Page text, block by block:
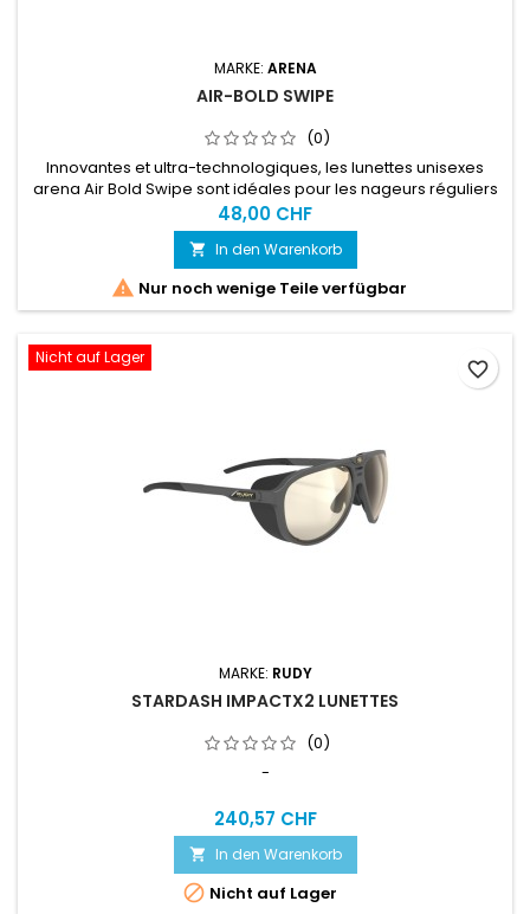
MARKE: ARENA
AIR-BOLD SWIPE
(0)
Innovantes et ultra-technologiques, les lunettes unisexes
arena Air Bold Swipe sont idéales pour les nageurs réguliers
et les triathlètes qui recherchent les équipements les plus
performants qu’il soit.
48,00 CHF
 In den Warenkorb
 Nur noch wenige Teile verfügbar
Nicht auf Lager
MARKE: RUDY
STARDASH IMPACTX2 LUNETTES
(0)
-
240,57 CHF
 In den Warenkorb
 Nicht auf Lager
favorite_border